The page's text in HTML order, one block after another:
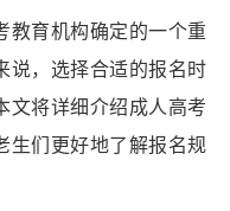
教育机构确定的一个重
说，选择合适的报名时
文将详细介绍成人高考
生们更好地了解报名规